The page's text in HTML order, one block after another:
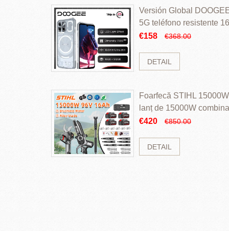
Versión Global
5G teléfono resistente
ROM Mediatek
€158 €368.00
DETAIL
Foarfecă STIHL
lanț de 15000W
perii și baterie cu li
€420 €850.00
DETAIL